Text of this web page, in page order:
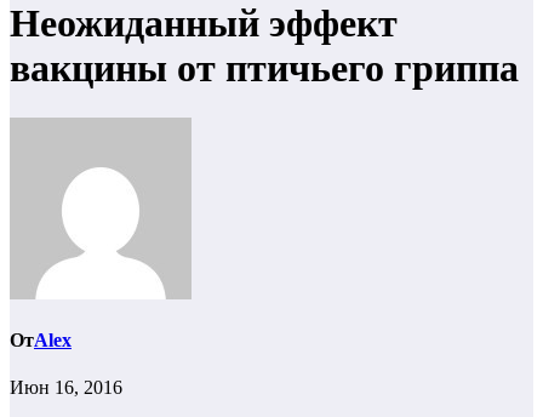
Неожиданный эффект
вакцины от птичьего гриппа
ОтAlex
Июн 16, 2016